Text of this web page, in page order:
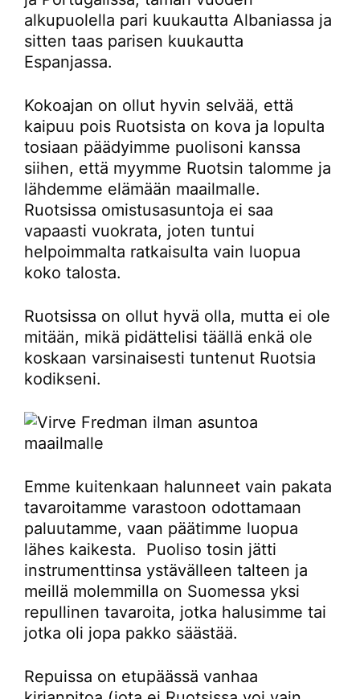
alkupuolella pari kuukautta Albaniassa ja
sitten taas parisen kuukautta
Espanjassa.
Kokoajan on ollut hyvin selvää, että
kaipuu pois Ruotsista on kova ja lopulta
tosiaan päädyimme puolisoni kanssa
siihen, että myymme Ruotsin talomme ja
lähdemme elämään maailmalle.
Ruotsissa omistusasuntoja ei saa
vapaasti vuokrata, joten tuntui
helpoimmalta ratkaisulta vain luopua
koko talosta.
Ruotsissa on ollut hyvä olla, mutta ei ole
mitään, mikä pidättelisi täällä enkä ole
koskaan varsinaisesti tuntenut Ruotsia
kodikseni.
Emme kuitenkaan halunneet vain pakata
tavaroitamme varastoon odottamaan
paluutamme, vaan päätimme luopua
lähes kaikesta. Puoliso tosin jätti
instrumenttinsa ystävälleen talteen ja
meillä molemmilla on Suomessa yksi
repullinen tavaroita, jotka halusimme tai
jotka oli jopa pakko säästää.
Repuissa on etupäässä vanhaa